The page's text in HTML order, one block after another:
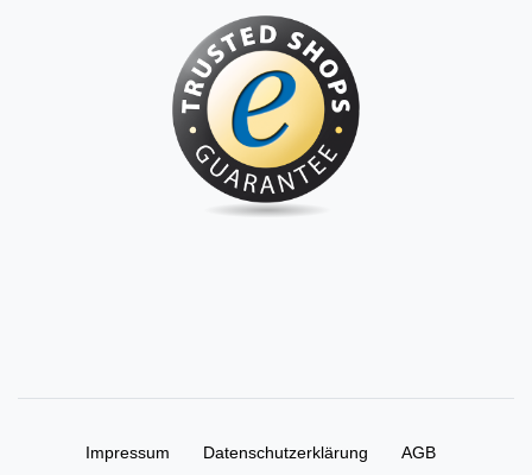
Impressum Daten­schutz­erklärung AGB